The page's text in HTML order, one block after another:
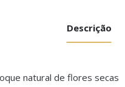
Descrição
natural de flores secas
kg